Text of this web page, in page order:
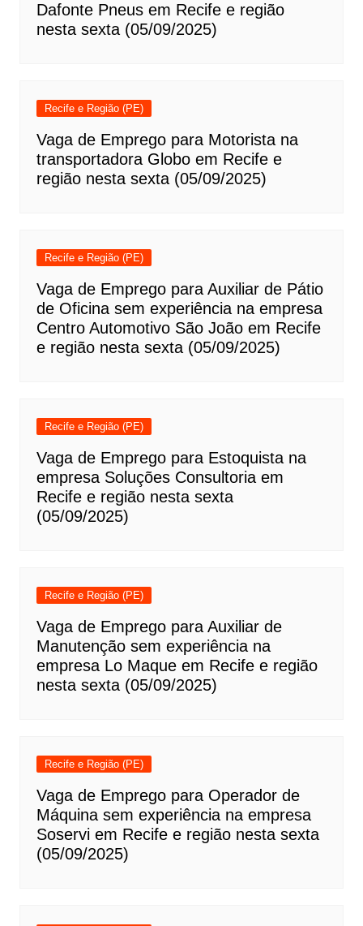
Dafonte Pneus em Recife e região
nesta sexta (05/09/2025)
Recife e Região (PE)
Vaga de Emprego para Motorista na
transportadora Globo em Recife e
região nesta sexta (05/09/2025)
Recife e Região (PE)
Vaga de Emprego para Auxiliar de Pátio
de Oficina sem experiência na empresa
Centro Automotivo São João em Recife
e região nesta sexta (05/09/2025)
Recife e Região (PE)
Vaga de Emprego para Estoquista na
empresa Soluções Consultoria em
Recife e região nesta sexta
(05/09/2025)
Recife e Região (PE)
Vaga de Emprego para Auxiliar de
Manutenção sem experiência na
empresa Lo Maque em Recife e região
nesta sexta (05/09/2025)
Recife e Região (PE)
Vaga de Emprego para Operador de
Máquina sem experiência na empresa
Soservi em Recife e região nesta sexta
(05/09/2025)